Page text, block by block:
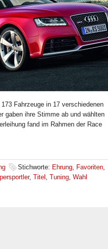
Fahrzeuge in 17 verschiedenen
gaben ihre Stimme ab und wählten
fand im Rahmen der Race
Stichworte: Ehrung, Favoriten,
, Titel , Tuning, Wahl